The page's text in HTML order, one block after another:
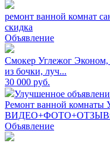
ремонт ванной комнат
скидка
Объявление
Смокер Углежог
из бочки, луч...
30 000 руб.
Улучшенное
Ремонт ванной комнаты
Объявление